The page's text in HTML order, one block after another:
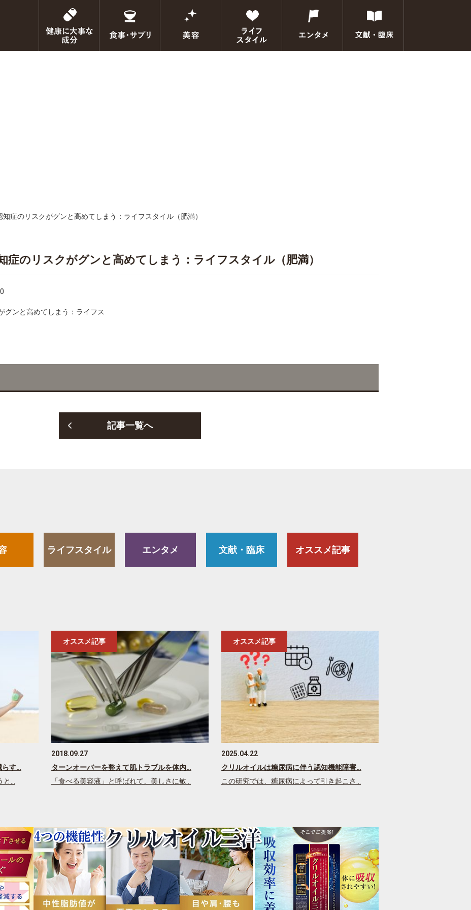
症のリスクがグンと高めてしまう：ライフスタイル（肥満）
症のリスクがグンと高めてしまう：ライフスタイル（肥満）
記事一覧へ
ライフスタイル エンタメ 文献・臨床 オススメ記事
らす…
と…
オススメ記事
2018.09.27
ターンオーバーを整えて肌トラブルを体内…
「食べる美容液」と呼ばれて、美しさに敏…
オススメ記事
2025.04.22
クリルオイルは糖尿病に伴う認知機能障害…
この研究では、糖尿病によって引き起こさ…